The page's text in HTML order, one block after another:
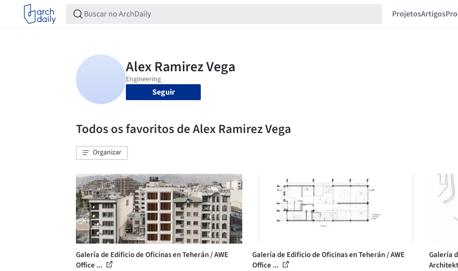
ProjetosArtigos
Seguir
Todos os favoritos de Alex Ramirez Vega
Organizar
Galería de Edificio de Oficinas en Teherán / AWE
Office ...
Galería de Edificio de Oficinas en Teherán / AWE
Office ...
Galería